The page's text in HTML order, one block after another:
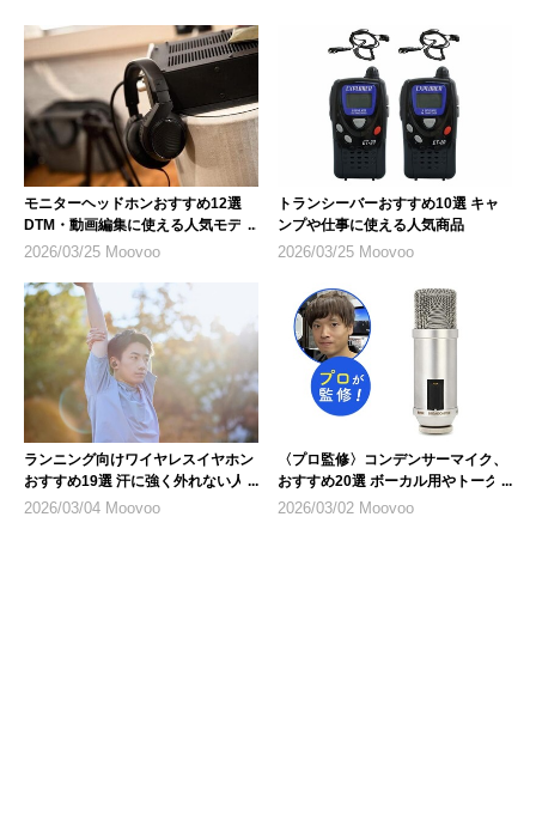
モニターヘッドホンおすすめ12選
DTM・動画編集に使える人気モデル
2026/03/25 Moovoo
トランシーバーおすすめ10選 キャ
ンプや仕事に使える人気商品
2026/03/25 Moovoo
ランニング向けワイヤレスイヤホン
おすすめ19選 汗に強く外れない人
気モデル
2026/03/04 Moovoo
〈プロ監修〉コンデンサーマイク、
おすすめ20選 ボーカル用やトーク
配信など用途にあったものを
2026/03/02 Moovoo